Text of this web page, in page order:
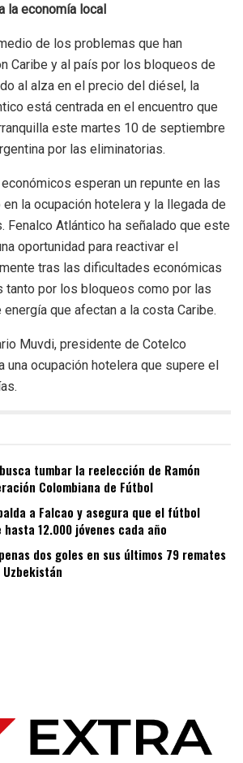
la economía local
de los problemas que han
Caribe y al país por los bloqueos de
al alza en el precio del diésel, la
está centrada en el encuentro que
este martes 10 de septiembre
por las eliminatorias.
esperan un repunte en las
en la ocupación hotelera y la llegada de
Fenalco Atlántico ha señalado que este
oportunidad para reactivar el
tras las dificultades económicas
tanto por los bloqueos como por las
que afectan a la costa Caribe.
Muvdi, presidente de Cotelco
una ocupación hotelera que supere el
tumbar la reelección de Ramón
Colombiana de Fútbol
a Falcao y asegura que el fútbol
12.000 jóvenes cada año
dos goles en sus últimos 79 remates